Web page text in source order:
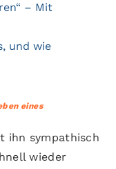
– Mit
und wie
eines
ihn sympathisch
wieder